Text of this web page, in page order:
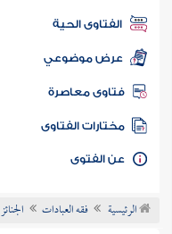
سؤالك
الفتاوى الحية
عرض موضوعي
فتاوى معاصرة
مختارات الفتاوى
الفتوى
الرئيسية فقه العبادات الجنائز